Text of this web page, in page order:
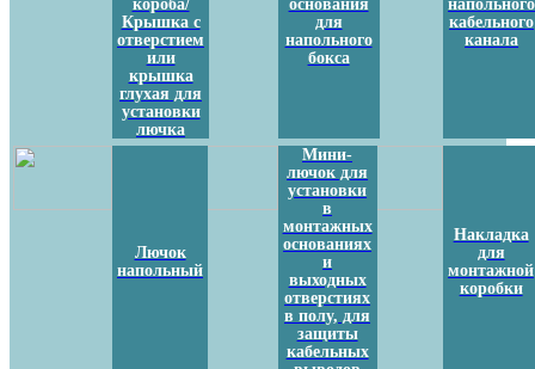
короба/
Крышка с
отверстием
или
крышка
глухая для
установки
лючка
основания
для
напольного
бокса
напольного
кабельного
канала
Лючок
напольный
Мини-
лючок для
установки
в
монтажных
основаниях
и
выходных
отверстиях
в полу, для
защиты
кабельных
Накладка
для
монтажной
коробки